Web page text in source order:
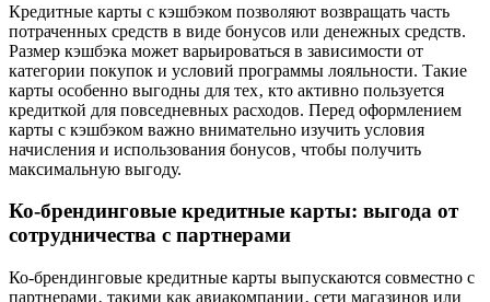
Кредитные карты с кэшбэком позволяют возвращать часть
потраченных средств в виде бонусов или денежных средств.
Размер кэшбэка может варьироваться в зависимости от
категории покупок и условий программы лояльности. Такие
карты особенно выгодны для тех‚ кто активно пользуется
кредиткой для повседневных расходов. Перед оформлением
карты с кэшбэком важно внимательно изучить условия
начисления и использования бонусов‚ чтобы получить
максимальную выгоду.
Ко-брендинговые кредитные карты: выгода от
сотрудничества с партнерами
Ко-брендинговые кредитные карты выпускаются совместно с
партнерами‚ такими как авиакомпании‚ сети магазинов или